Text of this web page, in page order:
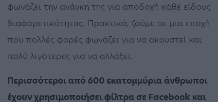
φωνάζει την ανάγκη της για αποδοχή κάθε είδους
διαφορετικότητας. Πρακτικά, ζούμε σε μια εποχή
που πολλές φορές φωνάζει για να ακουστεί και
πολύ λιγότερες για να αλλάξει.
Περισσότεροι από 600 εκατομμύρια άνθρωποι
έχουν χρησιμοποιήσει φίλτρα σε Facebook και